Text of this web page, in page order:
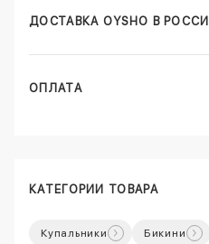
ДОСТАВКА OYSHO В
ОПЛАТА
КАТЕГОРИИ ТОВАРА
Купальники Бикини